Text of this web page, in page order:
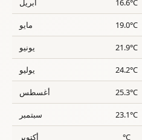
أبريل 16.6°C
مايو 19.0°C
يونيو 21.9°C
يوليو 24.2°C
أغسطس 25.3°C
سبتمبر 23.1°C
أكتوبر °C